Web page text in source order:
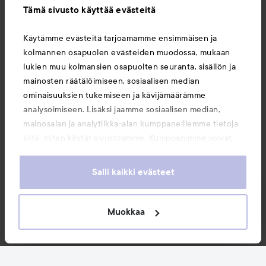
Tämä sivusto käyttää evästeitä
Käytämme evästeitä tarjoamamme ensimmäisen ja
kolmannen osapuolen evästeiden muodossa, mukaan
lukien muu kolmansien osapuolten seuranta, sisällön ja
mainosten räätälöimiseen, sosiaalisen median
ominaisuuksien tukemiseen ja kävijämäärämme
analysoimiseen. Lisäksi jaamme sosiaalisen median,
mainosalan ja analytiikka-alan kumppaneillemme tietoja
heille tai joita on kerätty, kun olet käyttänyt heidän
evästeiden käytön.
Salli kaikki evästeet
Muokkaa
Tietoja
Saattaisit myös tykätä
Copyright 2026